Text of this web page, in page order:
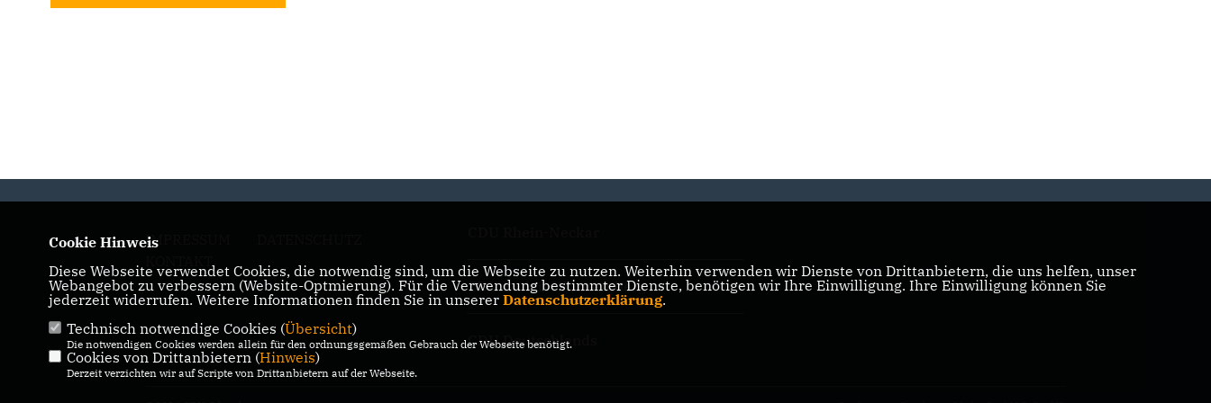
IMPRESSUM
KONTAKT
CDU Baden-Württemberg
CDU Deutschlands
Cookie Hinweis
Diese Webseite verwendet Cookies, die notwendig sind, um die Webseite zu nutzen. Weiterhin verwenden wir Dienste von Drittanbietern, die uns helfen, unser
Webangebot zu verbessern (Website-Optmierung). Für die Verwendung bestimmter Dienste, benötigen wir Ihre Einwilligung. Ihre Einwilligung können Sie
jederzeit widerrufen. Weitere Informationen finden Sie in unserer Datenschutzerklärung.
Technisch notwendige Cookies (Übersicht)
Die notwendigen Cookies werden allein für den ordnungsgemäßen Gebrauch der Webseite benötigt.
Cookies von Drittanbietern (Hinweis)
Derzeit verzichten wir auf Scripte von Drittanbietern auf der Webseite.